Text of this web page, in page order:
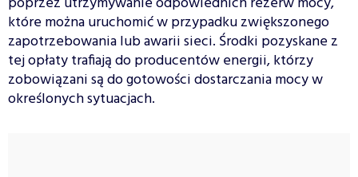
które można uruchomić w przypadku zwiększonego
zapotrzebowania lub awarii sieci. Środki pozyskane z
tej opłaty trafiają do producentów energii, którzy
zobowiązani są do gotowości dostarczania mocy w
określonych sytuacjach.